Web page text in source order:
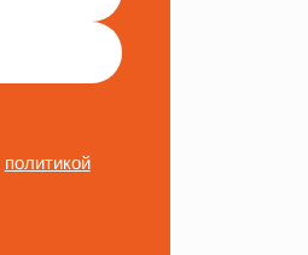
политикой